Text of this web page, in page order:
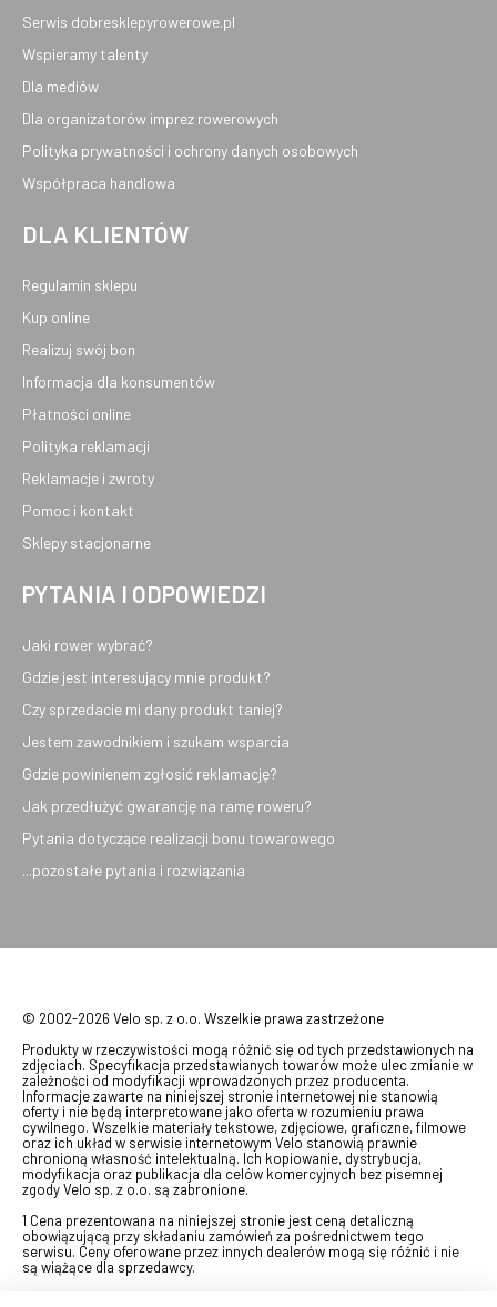
Serwis dobresklepyrowerowe.pl
Wspieramy talenty
Dla mediów
Dla organizatorów imprez rowerowych
Polityka prywatności i ochrony danych osobowych
Współpraca handlowa
DLA KLIENTÓW
Regulamin sklepu
Kup online
Realizuj swój bon
Informacja dla konsumentów
Płatności online
Polityka reklamacji
Reklamacje i zwroty
Pomoc i kontakt
Sklepy stacjonarne
PYTANIA I ODPOWIEDZI
Jaki rower wybrać?
Gdzie jest interesujący mnie produkt?
Czy sprzedacie mi dany produkt taniej?
Jestem zawodnikiem i szukam wsparcia
Gdzie powinienem zgłosić reklamację?
Jak przedłużyć gwarancję na ramę roweru?
Pytania dotyczące realizacji bonu towarowego
...pozostałe pytania i rozwiązania
© 2002-2026 Velo sp. z o.o. Wszelkie prawa zastrzeżone
Produkty w rzeczywistości mogą różnić się od tych przedstawionych na
zdjęciach. Specyfikacja przedstawianych towarów może ulec zmianie w
zależności od modyfikacji wprowadzonych przez producenta.
Informacje zawarte na niniejszej stronie internetowej nie stanowią
oferty i nie będą interpretowane jako oferta w rozumieniu prawa
cywilnego. Wszelkie materiały tekstowe, zdjęciowe, graficzne, filmowe
oraz ich układ w serwisie internetowym Velo stanowią prawnie
chronioną własność intelektualną. Ich kopiowanie, dystrybucja,
modyfikacja oraz publikacja dla celów komercyjnych bez pisemnej
zgody Velo sp. z o.o. są zabronione.
1 Cena prezentowana na niniejszej stronie jest ceną detaliczną
obowiązującą przy składaniu zamówień za pośrednictwem tego
serwisu. Ceny oferowane przez innych dealerów mogą się różnić i nie
są wiążące dla sprzedawcy.